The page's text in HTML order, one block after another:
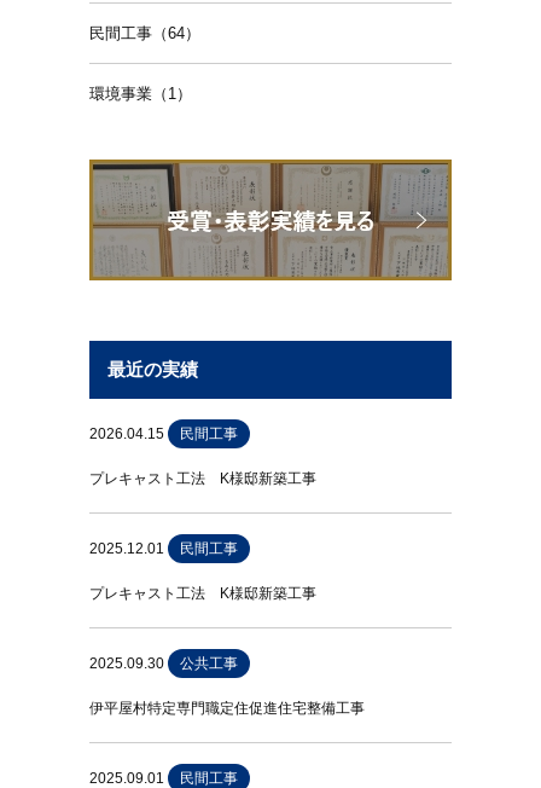
民間工事（64）
環境事業（1）
最近の実績
2026.04.15 民間工事
プレキャスト工法 K様邸新築工事
2025.12.01 民間工事
プレキャスト工法 K様邸新築工事
2025.09.30 公共工事
伊平屋村特定専門職定住促進住宅整備工事
2025.09.01 民間工事